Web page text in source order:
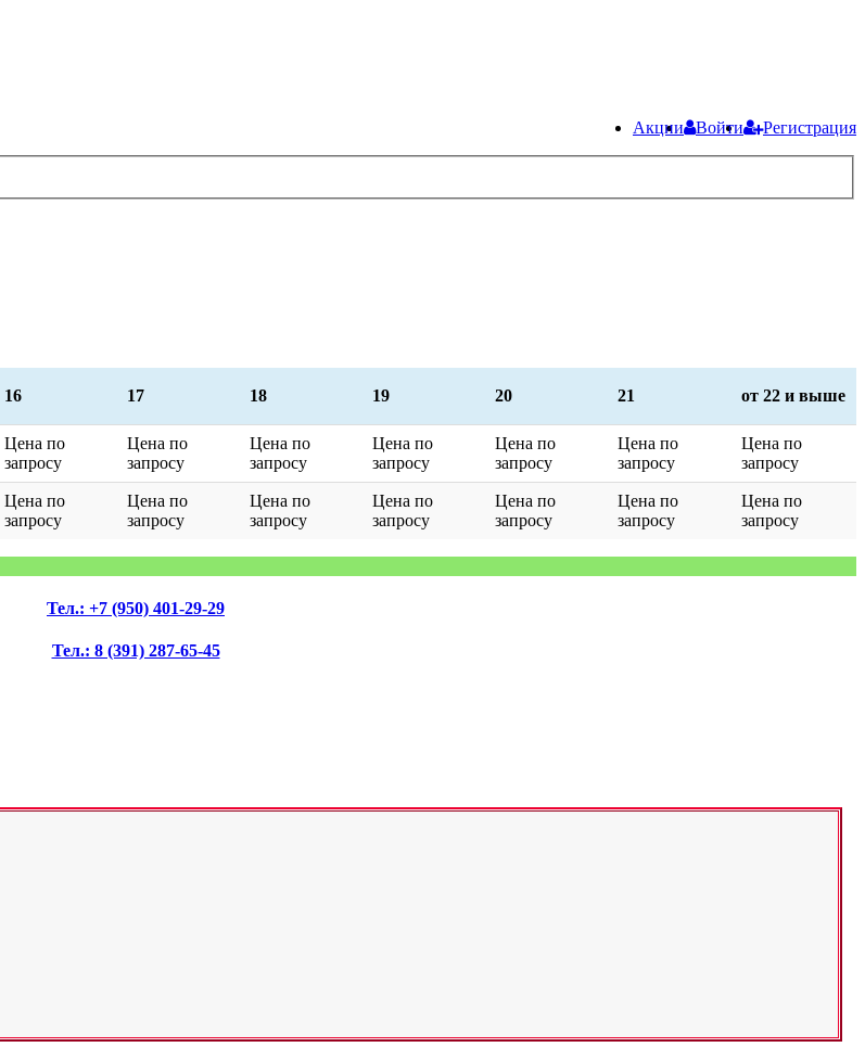
Регистрация
Войти
Акции
16 17 18 19 20 21 от 22 и выше
Цена по
запросу
Цена по
запросу
Цена по
запросу
Цена по
запросу
Цена по
запросу
Цена по
запросу
Цена по
запросу
Цена по
запросу
Цена по
запросу
Цена по
запросу
Цена по
запросу
Цена по
запросу
Цена по
запросу
Цена по
запросу
Тел.: +7 (950) 401-29-29
Тел.: 8 (391) 287-65-45